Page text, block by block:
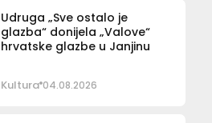
Udruga „Sve ostalo je
glazba“ donijela „Valove“
hrvatske glazbe u Janjinu
Kultura 04.08.2026